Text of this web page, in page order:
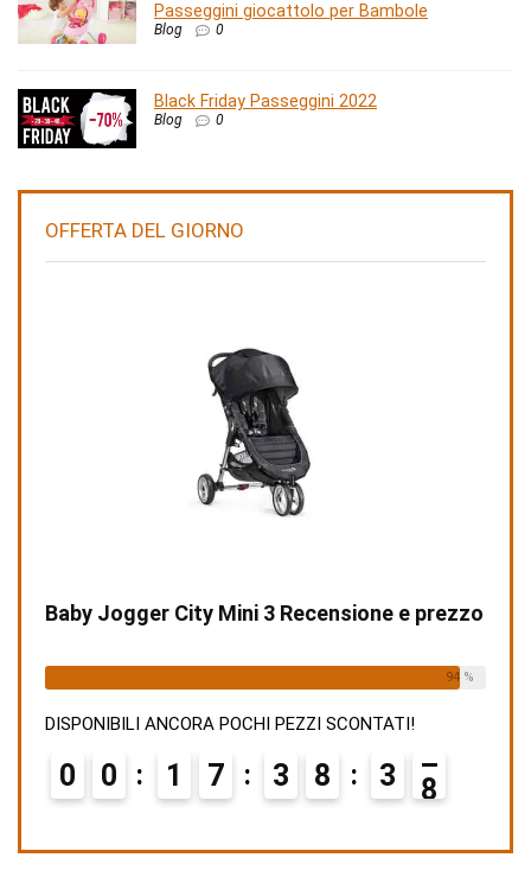
Passeggini giocattolo per Bambole
Blog 0
Black Friday Passeggini 2022
Blog 0
OFFERTA DEL GIORNO
Baby Jogger City Mini 3 Recensione e prezzo
Available:16
94 %
DISPONIBILI ANCORA POCHI PEZZI SCONTATI!
0 0 1 7 3 8 3 6
7